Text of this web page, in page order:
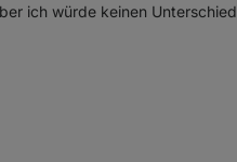
ich würde keinen